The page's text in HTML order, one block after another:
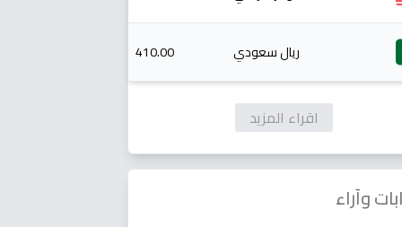
ريال سعودي 410.00
اقراء المزيد
وآراء